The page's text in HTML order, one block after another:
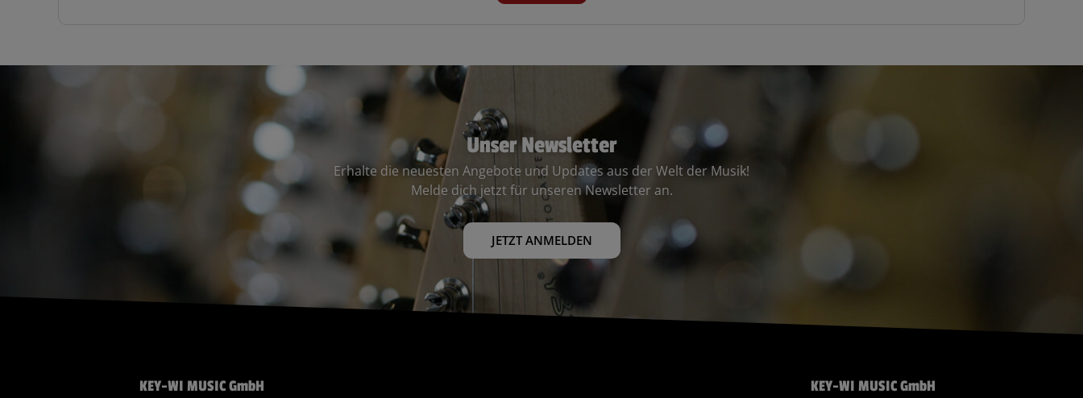
Unser Newsletter
Erhalte die neuesten Angebote und Updates aus der Welt der Musik!
Melde dich jetzt für unseren Newsletter an.
JETZT ANMELDEN
KEY-WI MUSIC GmbH
KEY-WI MUSIC GmbH